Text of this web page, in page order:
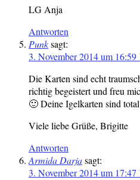
LG Anja
Antworten
Punksagt:
3. November 2014 um
Die Karten sind echt
richtig begeistert und freu
🙂 Deine Igelkarten sind
Viele liebe Grüße, Brigitte
Antworten
Armida Darjasagt:
3. November 2014 um